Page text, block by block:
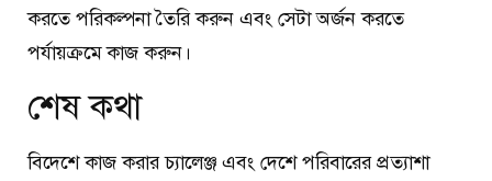
করতে পরিকল্পনা তৈরি করুন এবং সেটা অর্জন করতে
পর্যায়ক্রমে কাজ করুন।
শেষ কথা
বিদেশে কাজ করার চ্যালেঞ্জ এবং দেশে পরিবারের প্রত্যাশা